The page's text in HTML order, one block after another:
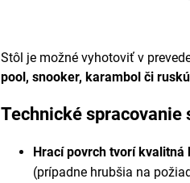
Stôl je možné vyhotoviť v
pool, snooker, karambol či
Technické spracovanie
Hrací povrch tvorí kvalitná
(prípadne hrubšia na